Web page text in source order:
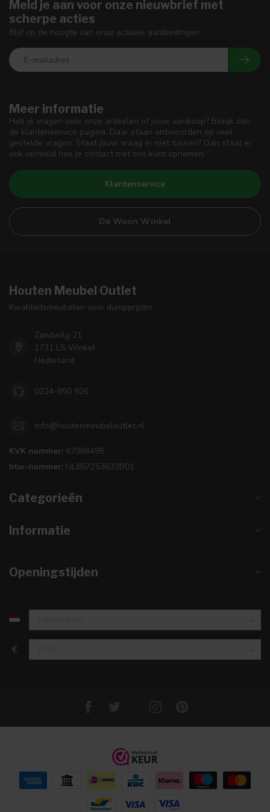
Meer informatie
Heb je vragen over onze artikelen of jouw aankoop? Bekijk dan
de klantenservice pagina. Daar staan antwoorden op veel
gestelde vragen. Staat jouw vraag er niet tussen? Dan staat er
ook vermeld hoe je contact met ons kunt opnemen.
Klantenservice
De Woon Winkel
Meld je aan voor onze nieuwbrief met
scherpe acties
Blijf op de hoogte van onze actuele aanbiedingen
Houten Meubel Outlet
Kwaliteitsmeubelen voor dumpprijzen
Zandwilg 21
1731 LS Winkel
Nederland
0224-850 926
info@houtenmeubeloutlet.nl
KVK nummer: 67984495
btw-nummer: NL857253633B01
Categorieën
Informatie
Openingstijden
€